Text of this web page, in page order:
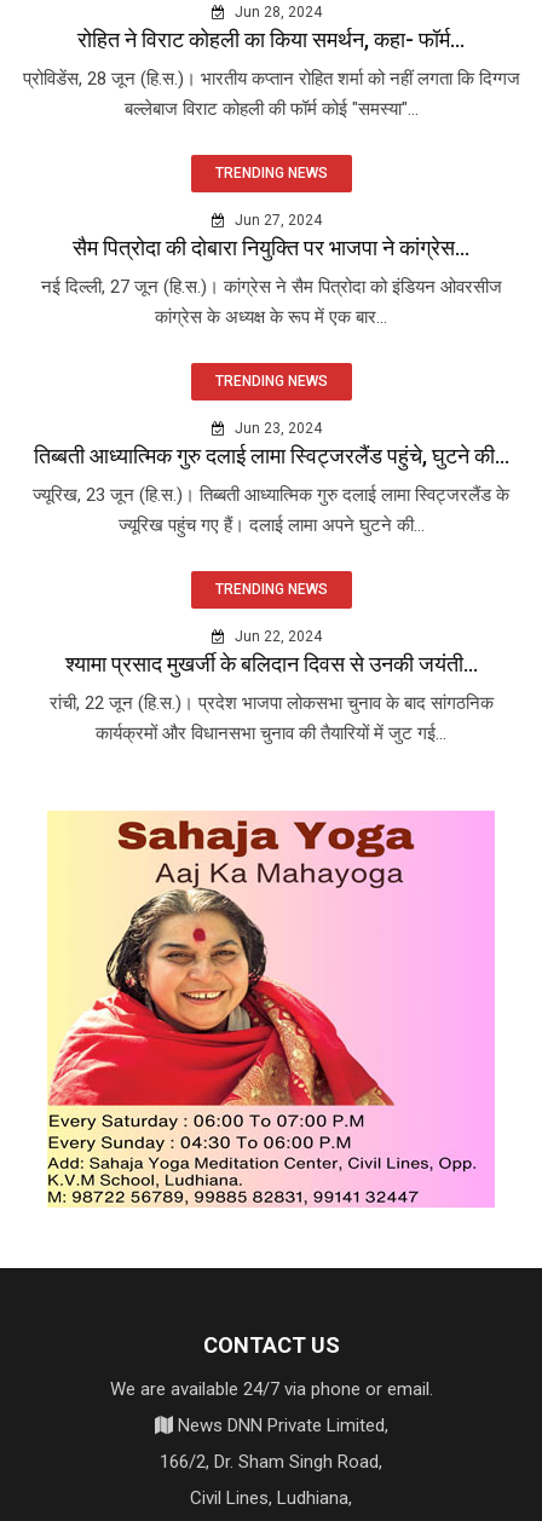
Jun 28, 2024
रोहित ने विराट कोहली का किया समर्थन, कहा- फॉर्म...
प्रोविडेंस, 28 जून (हि.स.)। भारतीय कप्तान रोहित शर्मा को नहीं लगता कि दिग्गज
बल्लेबाज विराट कोहली की फॉर्म कोई "समस्या"...
TRENDING NEWS
Jun 27, 2024
सैम पित्रोदा की दोबारा नियुक्ति पर भाजपा ने कांग्रेस...
नई दिल्ली, 27 जून (हि.स.)। कांग्रेस ने सैम पित्रोदा को इंडियन ओवरसीज
कांग्रेस के अध्यक्ष के रूप में एक बार...
TRENDING NEWS
Jun 23, 2024
तिब्बती आध्यात्मिक गुरु दलाई लामा स्विट्जरलैंड पहुंचे, घुटने की...
ज्यूरिख, 23 जून (हि.स.)। तिब्बती आध्यात्मिक गुरु दलाई लामा स्विट्जरलैंड के
ज्यूरिख पहुंच गए हैं। दलाई लामा अपने घुटने की...
TRENDING NEWS
Jun 22, 2024
श्यामा प्रसाद मुखर्जी के बलिदान दिवस से उनकी जयंती...
रांची, 22 जून (हि.स.)। प्रदेश भाजपा लोकसभा चुनाव के बाद सांगठनिक
कार्यक्रमों और विधानसभा चुनाव की तैयारियों में जुट गई...
CONTACT US
We are available 24/7 via phone or email.
News DNN Private Limited,
166/2, Dr. Sham Singh Road,
Civil Lines, Ludhiana,